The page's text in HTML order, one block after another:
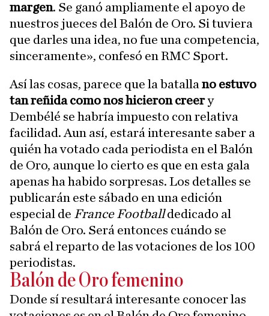
margen. Se ganó ampliamente el apoyo de
nuestros jueces del Balón de Oro. Si tuviera
que darles una idea, no fue una competencia,
sinceramente», confesó en RMC Sport.
Así las cosas, parece que la batalla no estuvo
tan reñida como nos hicieron creery
Dembélé se habría impuesto con relativa
facilidad. Aun así, estará interesante saber a
quién ha votado cada periodista en el Balón
de Oro, aunque lo cierto es que en esta gala
apenas ha habido sorpresas. Los detalles se
publicarán este sábado en una edición
especial de France Footballdedicado al
Balón de Oro. Será entonces cuándo se
sabrá el reparto de las votaciones de los 100
periodistas.
Balón de Oro femenino
Donde sí resultará interesante conocer las